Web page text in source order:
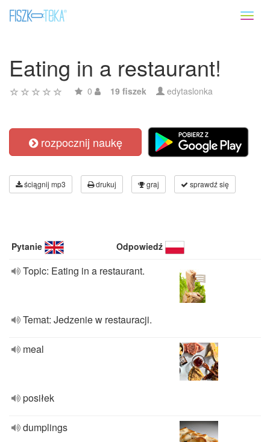
Eating in a restaurant!
0 19 fiszek edytaslonka
rozpocznij naukę
ściągnij mp3 drukuj graj sprawdź się
Pytanie Odpowiedź
Topic: Eating in a restaurant.
Temat: Jedzenie w restauracji.
meal
posiłek
dumplings